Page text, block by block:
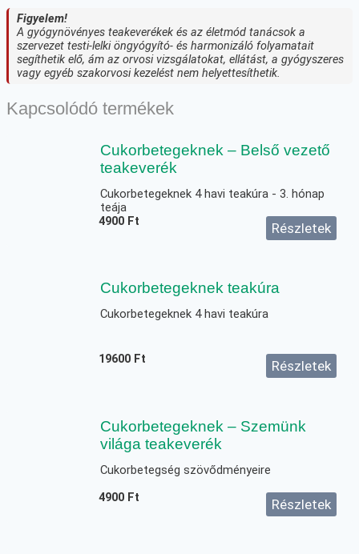
Figyelem!
A gyógynövényes teakeverékek és az életmód tanácsok a
szervezet testi-lelki öngyógyító- és harmonizáló folyamatait
segíthetik elő, ám az orvosi vizsgálatokat, ellátást, a gyógyszeres
vagy egyéb szakorvosi kezelést nem helyettesíthetik.
Kapcsolódó termékek
Cukorbetegeknek – Belső vezető
teakeverék
Cukorbetegeknek 4 havi teakúra - 3. hónap
teája
4900 Ft Részletek
Cukorbetegeknek teakúra
Cukorbetegeknek 4 havi teakúra
19600 Ft Részletek
Cukorbetegeknek – Szemünk
világa teakeverék
Cukorbetegség szövődményeire
4900 Ft Részletek